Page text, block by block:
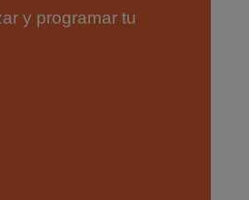
y programar tu